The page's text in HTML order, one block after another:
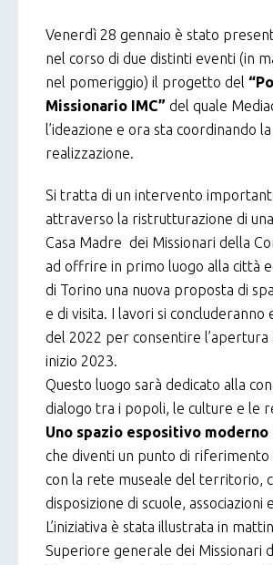
Venerdì 28 gennaio è stato
nel corso di due distinti eventi (in
nel pomeriggio) il progetto del
Missionario IMC” del quale
l’ideazione e ora sta coordinando la
realizzazione.
Si tratta di un intervento
attraverso la ristrutturazione di
Casa Madre dei Missionari della
ad offrire in primo luogo alla città
di Torino una nuova proposta di
e di visita. I lavori si concluderanno
del 2022 per consentire l’apertura
inizio 2023.
Questo luogo sarà dedicato alla
dialogo tra i popoli, le culture e le
Uno spazio espositivo
che diventi un punto di
con la rete museale del territorio,
disposizione di scuole, associazioni
L’iniziativa è stata illustrata in
Superiore generale dei Missionari